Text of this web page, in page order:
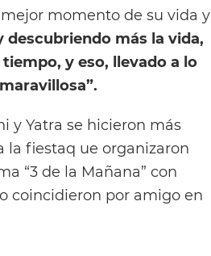
momento de su vida y
descubriendo más la vida,
y eso, llevado a lo
y Yatra se hicieron más
la fiestaq ue organizaron
“3 de la Mañana” con
coincidieron por amigo en